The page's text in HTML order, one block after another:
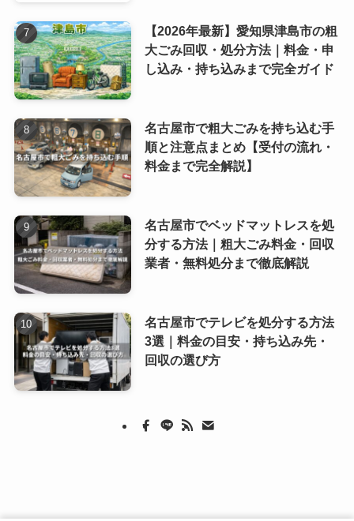
【2026年最新】愛知県津島市の粗
大ごみ回収・処分方法｜料金・申
し込み・持ち込みまで完全ガイド
名古屋市で粗大ごみを持ち込む手
順と注意点まとめ【受付の流れ・
料金まで完全解説】
名古屋市でベッドマットレスを処
分する方法｜粗大ごみ料金・回収
業者・無料処分まで徹底解説
名古屋市でテレビを処分する方法
3選｜料金の目安・持ち込み先・
回収の選び方